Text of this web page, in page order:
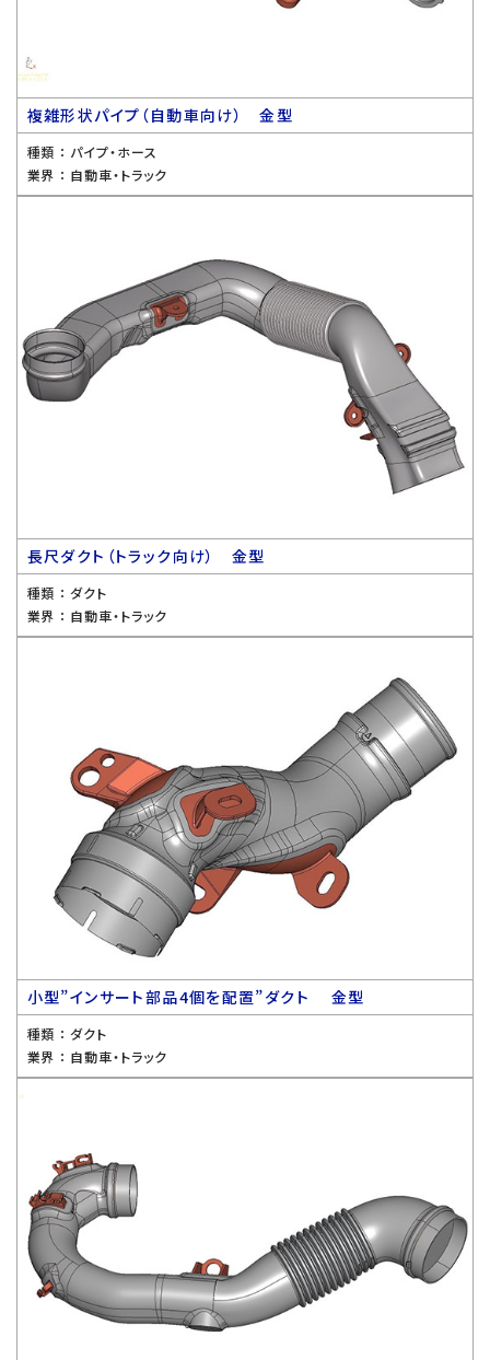
複雑形状パイプ（自動車向け） 金型
種類 ： パイプ・ホース
業界 ： 自動車・トラック
長尺ダクト（トラック向け） 金型
種類 ： ダクト
業界 ： 自動車・トラック
小型”インサート部品4個を配置”ダクト 金型
種類 ： ダクト
業界 ： 自動車・トラック